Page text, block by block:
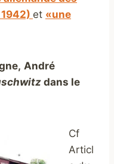
et «une
André
dans le
Cf
Articl